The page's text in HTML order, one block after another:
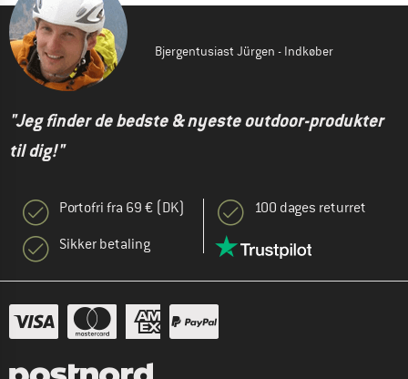
Bjergentusiast Jürgen - Indkøber
"Jeg finder de bedste & nyeste outdoor-produkter
til dig!"
Portofri fra 69 € (DK)
Sikker betaling
100 dages returret